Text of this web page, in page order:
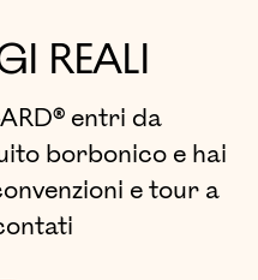
REALI
entri da
borbonico e hai
e tour a